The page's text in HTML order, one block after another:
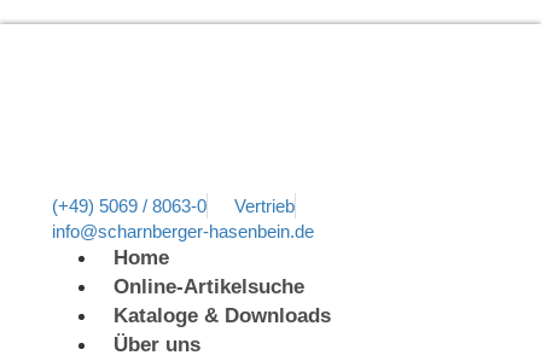
(+49) 5069 / 8063-0
Vertrieb
info@scharnberger-hasenbein.de
Home
Online-Artikelsuche
Kataloge & Downloads
Über uns